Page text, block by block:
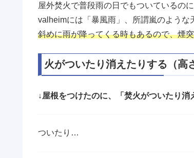
屋外焚火で普段雨の日でもついているの
valheimには「暴風雨」、所謂嵐のような
斜めに雨が降ってくる時もあるので、煙
火がついたり消えたりする（高
↓屋根をつけたのに、「焚火がついたり
ついたり…